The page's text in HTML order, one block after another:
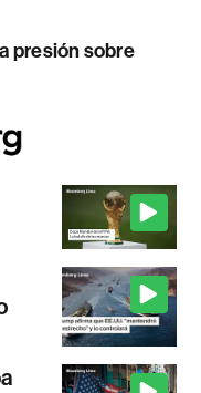
presión sobre